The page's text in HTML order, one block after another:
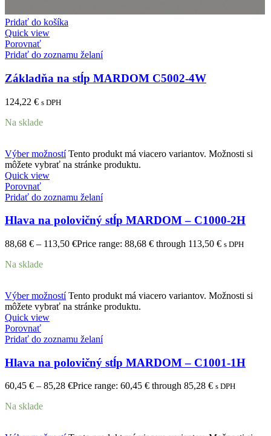
Pridať do košíka
Quick view
Porovnať
Pridať do zoznamu želaní
Základňa na stĺp MARDOM C5002-4W
124,22 € s DPH
Na sklade
Výber možností Tento produkt má viacero variantov. Možnosti si
môžete vybrať na stránke produktu.
Quick view
Porovnať
Pridať do zoznamu želaní
Hlava na polovičný stĺp MARDOM – C1000-2H
88,68 € – 113,50 €Price range: 88,68 € through 113,50 € s DPH
Na sklade
Výber možností Tento produkt má viacero variantov. Možnosti si
môžete vybrať na stránke produktu.
Quick view
Porovnať
Pridať do zoznamu želaní
Hlava na polovičný stĺp MARDOM – C1001-1H
60,45 € – 85,28 €Price range: 60,45 € through 85,28 € s DPH
Na sklade